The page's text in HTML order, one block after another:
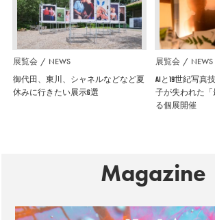
展覧会 NEWS
御代田、東川、シャネルなどなど夏
休みに行きたい展示6選
展覧会 NEWS
AIと19世紀写真
子が失われた
る個展開催
Magazine